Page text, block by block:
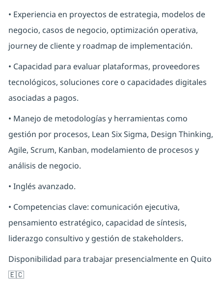
• Experiencia en proyectos de estrategia, modelos de
negocio, casos de negocio, optimización operativa,
journey de cliente y roadmap de implementación.
• Capacidad para evaluar plataformas, proveedores
tecnológicos, soluciones core o capacidades digitales
asociadas a pagos.
• Manejo de metodologías y herramientas como
gestión por procesos, Lean Six Sigma, Design Thinking,
Agile, Scrum, Kanban, modelamiento de procesos y
análisis de negocio.
• Inglés avanzado.
• Competencias clave: comunicación ejecutiva,
pensamiento estratégico, capacidad de síntesis,
liderazgo consultivo y gestión de stakeholders.
Disponibilidad para trabajar presencialmente en Quito
🇪🇨